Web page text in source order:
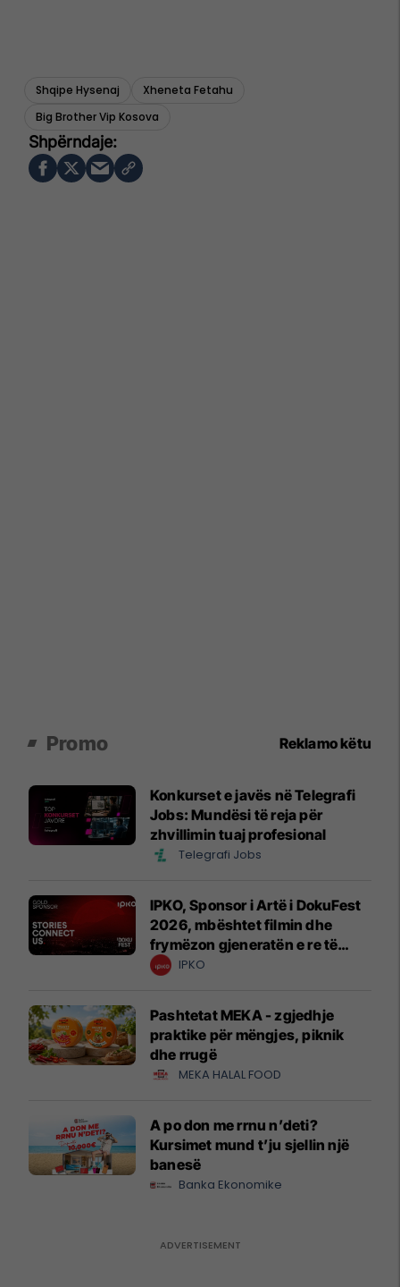
Shqipe Hysenaj
Xheneta Fetahu
Big Brother Vip Kosova
Promo Reklamo këtu
Konkurset e javës në Telegrafi
Jobs: Mundësi të reja për
zhvillimin tuaj profesional
Telegrafi Jobs
IPKO, Sponsor i Artë i DokuFest
2026, mbështet filmin dhe
frymëzon gjeneratën e re të
krijuesve
IPKO
Pashtetat MEKA - zgjedhje
praktike për mëngjes, piknik
dhe rrugë
MEKA HALAL FOOD
A po don me rrnu n’deti?
Kursimet mund t’ju sjellin një
banesë
Banka Ekonomike